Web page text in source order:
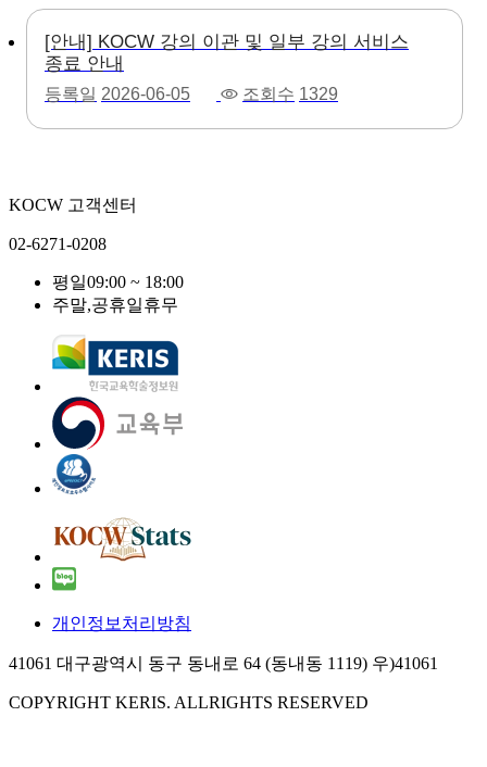
[안내] KOCW 강의 이관 및 일부 강의 서비스
종료 안내
등록일 2026-06-05 조회수 1329
KOCW 고객센터
02-6271-0208
평일09:00 ~ 18:00
주말,공휴일휴무
개인정보처리방침
41061 대구광역시 동구 동내로 64 (동내동 1119) 우)41061
COPYRIGHT KERIS. ALLRIGHTS RESERVED